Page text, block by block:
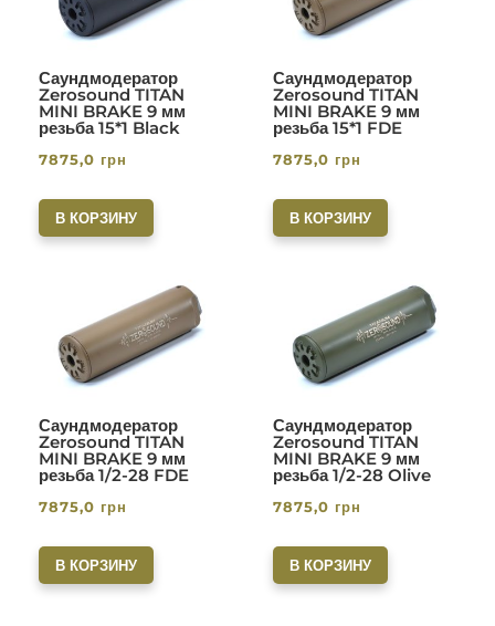
Саундмодератор
Zerosound TITAN
MINI BRAKE 9 мм
резьба 15*1 Black
7875,0 грн
В КОРЗИНУ
Саундмодератор
Zerosound TITAN
MINI BRAKE 9 мм
резьба 15*1 FDE
7875,0 грн
В КОРЗИНУ
Саундмодератор
Zerosound TITAN
MINI BRAKE 9 мм
резьба 1/2-28 FDE
7875,0 грн
В КОРЗИНУ
Саундмодератор
Zerosound TITAN
MINI BRAKE 9 мм
резьба 1/2-28 Olive
7875,0 грн
В КОРЗИНУ